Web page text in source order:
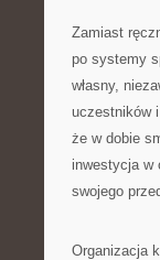
Zamiast
po systemy
własny,
uczestników
że w dobie
inwestycja w
swojego
Organizacja